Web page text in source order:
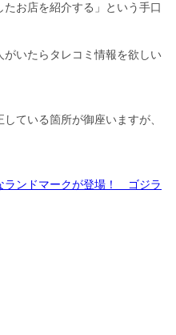
たお店を紹介する」という手口
いたらタレコミ情報を欲しい
ている箇所が御座いますが、
ランドマークが登場！ ゴジラ